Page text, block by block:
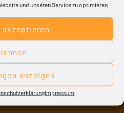
und unseren Service zu optimieren.
akzeptieren
anzeigen
Impressum
ausschließlich anbewerbung@kh-